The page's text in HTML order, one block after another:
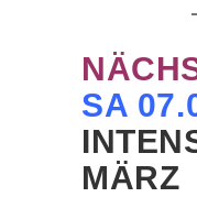
SA
MÄRZ